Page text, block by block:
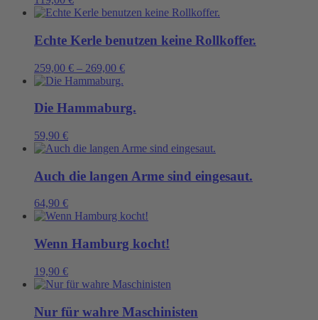
Echte Kerle benutzen keine Rollkoffer.
259,00 € – 269,00 €
Die Hammaburg.
59,90 €
Auch die langen Arme sind eingesaut.
64,90 €
Wenn Hamburg kocht!
19,90 €
Nur für wahre Maschinisten